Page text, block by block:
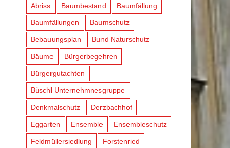
Abriss Baumbestand Baumfällung
Baumfällungen Baumschutz
Bebauungsplan Bund Naturschutz
Bäume Bürgerbegehren
Bürgergutachten
Büschl Unternehmnesgruppe
Denkmalschutz Derzbachhof
Eggarten Ensemble Ensembleschutz
Feldmüllersiedlung Forstenried